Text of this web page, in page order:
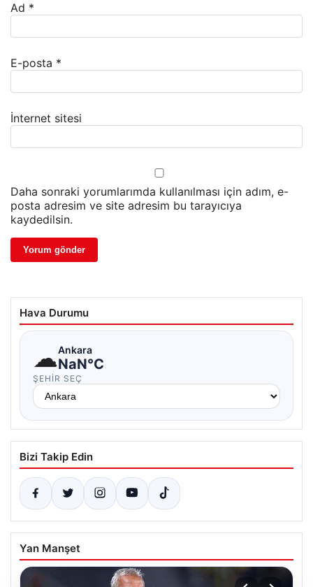
Ad *
E-posta *
İnternet sitesi
Daha sonraki yorumlarımda kullanılması için adım, e-
posta adresim ve site adresim bu tarayıcıya
kaydedilsin.
Hava Durumu
☁Ankara
NaN°C
ŞEHIR SEÇ
Bizi Takip Edin
Yan Manşet